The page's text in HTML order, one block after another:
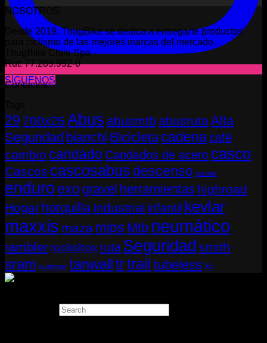
SÍGUENOS
NOSOTROS
Desde 2019, ThugBike se dedica a entregarte productos
para ciclismo de las mejores marcas del mercado.
ThugBike Chile Spa
Rut: 77.289.992-0
Contactos:
29 700x25 Abus abusmtb abusrutaAlta
Seguridad bianchi Bicicleta cadenacafé
cambio candado Candados de acero casco
Cascos cascosabus descenso durolux
enduro exo gravel herramientas highroad
Hogar horquilla Industrial infantil kevlar
maxxis maza mips Mtb neumático
rambler rockshox ruta Seguridad smith
sram suntour tanwalltrtrail tubeless Xc